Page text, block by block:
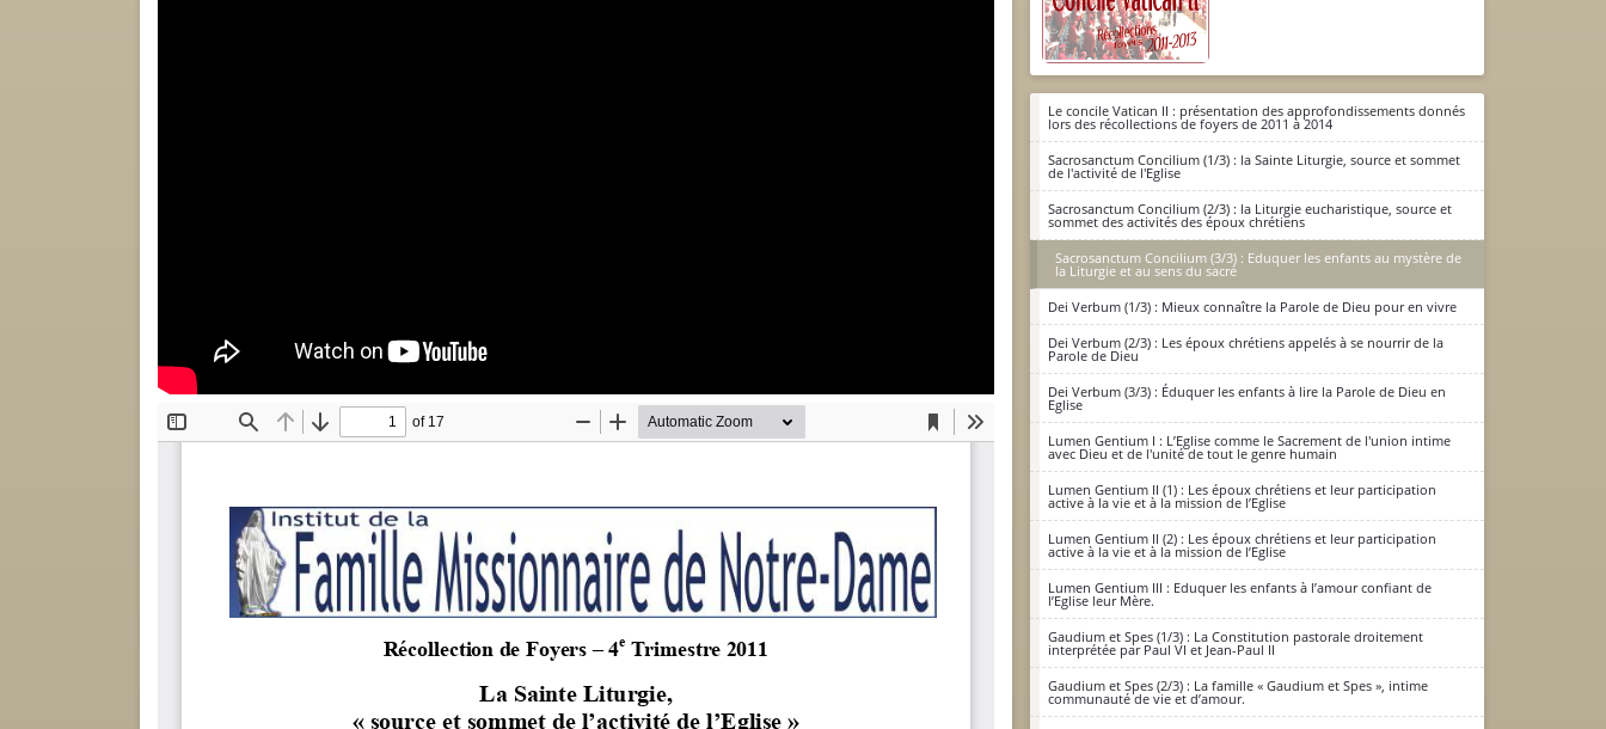
Le concile Vatican II : présentation des approfondissements donnés
lors des récollections de foyers de 2011 à 2014
Sacrosanctum Concilium (1/3) : la Sainte Liturgie, source et sommet
de l'activité de l'Eglise
Sacrosanctum Concilium (2/3) : la Liturgie eucharistique, source et
sommet des activités des époux chrétiens
Sacrosanctum Concilium (3/3) : Eduquer les enfants au mystère de
la Liturgie et au sens du sacré
Dei Verbum (1/3) : Mieux connaître la Parole de Dieu pour en vivre
Dei Verbum (2/3) : Les époux chrétiens appelés à se nourrir de la
Parole de Dieu
Dei Verbum (3/3) : Éduquer les enfants à lire la Parole de Dieu en
Eglise
Lumen Gentium I : L’Eglise comme le Sacrement de l'union intime
avec Dieu et de l'unité de tout le genre humain
Lumen Gentium II (1) : Les époux chrétiens et leur participation
active à la vie et à la mission de l’Eglise
Lumen Gentium II (2) : Les époux chrétiens et leur participation
active à la vie et à la mission de l’Eglise
Lumen Gentium III : Eduquer les enfants à l’amour confiant de
l’Eglise leur Mère.
Gaudium et Spes (1/3) : La Constitution pastorale droitement
interprétée par Paul VI et Jean-Paul II
Gaudium et Spes (2/3) : La famille « Gaudium et Spes », intime
communauté de vie et d’amour.